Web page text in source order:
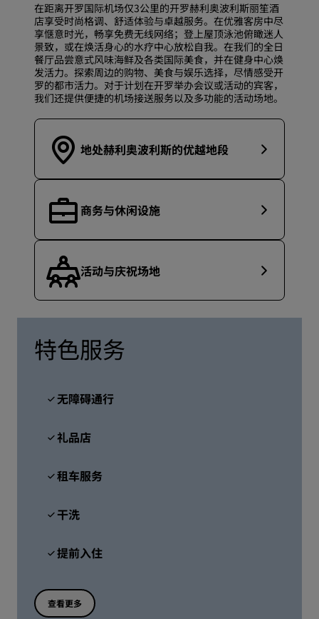
在距离开罗国际机场仅3公里的开罗赫利奥波利斯丽笙酒
店享受时尚格调、舒适体验与卓越服务。在优雅客房中尽
享惬意时光，畅享免费无线网络；登上屋顶泳池俯瞰迷人
景致，或在焕活身心的水疗中心放松自我。在我们的全日
餐厅品尝意式风味海鲜及各类国际美食，并在健身中心焕
发活力。探索周边的购物、美食与娱乐选择，尽情感受开
罗的都市活力。对于计划在开罗举办会议或活动的宾客，
我们还提供便捷的机场接送服务以及多功能的活动场地。
地处赫利奥波利斯的优越地段
商务与休闲设施
活动与庆祝场地
特色服务
无障碍通行
礼品店
租车服务
干洗
提前入住
查看更多